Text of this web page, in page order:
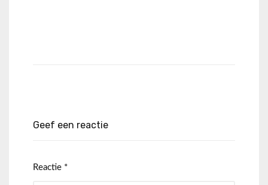
Geef een reactie
Reactie *